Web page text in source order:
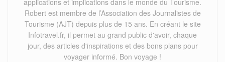
Robert est membre de l’Association des Journalistes de
Tourisme (AJT) depuis plus de 15 ans. En créant le site
Infotravel.fr, il permet au grand public d'avoir, chaque
jour, des articles d'inspirations et des bons plans pour
voyager informé. Bon voyage !